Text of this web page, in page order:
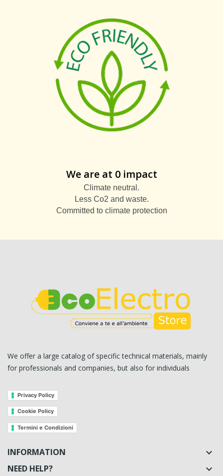
We are at 0 impact
Climate neutral.
Less Co2 and waste.
Committed to climate protection
We offer a large catalog of specific technical materials, mainly
for professionals and companies, but also for individuals
Privacy Policy
Cookie Policy
Termini e Condizioni
INFORMATION 
NEED HELP? 